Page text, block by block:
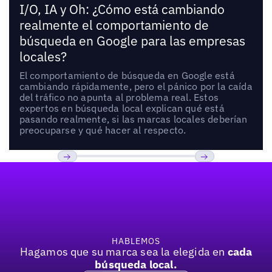
I/O, IA y Oh: ¿Cómo está cambiando
realmente el comportamiento de
búsqueda en Google para las empresas
locales?
El comportamiento de búsqueda en Google está
cambiando rápidamente, pero el pánico por la caída
del tráfico no apunta al problema real. Estos
expertos en búsqueda local explican qué está
pasando realmente, si las marcas locales deberían
preocuparse y qué hacer al respecto.
HABLEMOS
Hagamos que su marca sea la elegida en cada
búsqueda local.